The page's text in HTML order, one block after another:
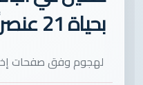
بحياة 21 عنصراً من قوات الأسد
لهجوم وفق صفحات